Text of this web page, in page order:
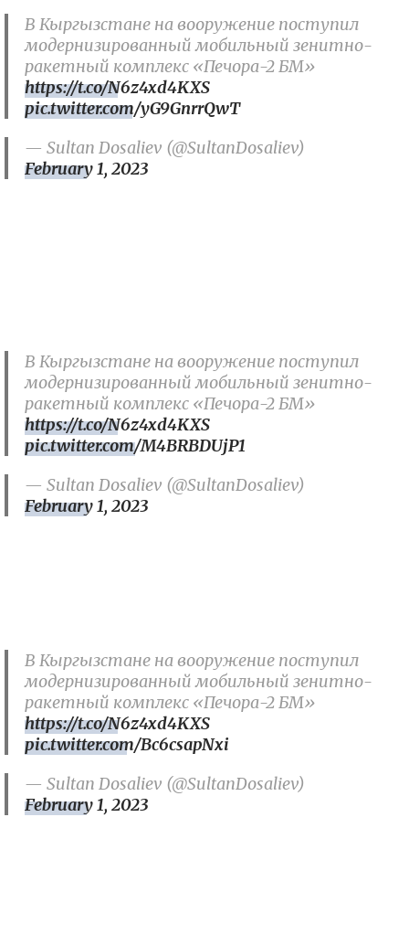
В Кыргызстане на вооружение поступил
модернизированный мобильный зенитно-
ракетный комплекс «Печора-2 БМ»
https://t.co/N6z4xd4KXS
pic.twitter.com/yG9GnrrQwT
— Sultan Dosaliev (@SultanDosaliev)
February 1, 2023
В Кыргызстане на вооружение поступил
модернизированный мобильный зенитно-
ракетный комплекс «Печора-2 БМ»
https://t.co/N6z4xd4KXS
pic.twitter.com/M4BRBDUjP1
— Sultan Dosaliev (@SultanDosaliev)
February 1, 2023
В Кыргызстане на вооружение поступил
модернизированный мобильный зенитно-
ракетный комплекс «Печора-2 БМ»
https://t.co/N6z4xd4KXS
pic.twitter.com/Bc6csapNxi
— Sultan Dosaliev (@SultanDosaliev)
February 1, 2023